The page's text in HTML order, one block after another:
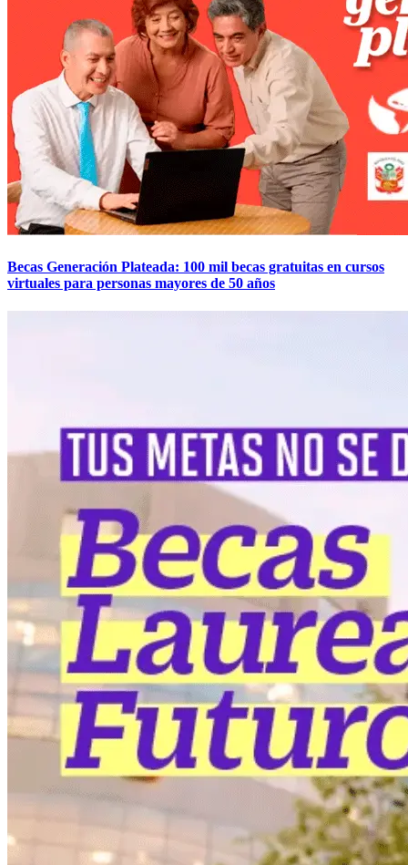
Becas Generación Plateada: 100 mil becas gratuitas en cursos
virtuales para personas mayores de 50 años